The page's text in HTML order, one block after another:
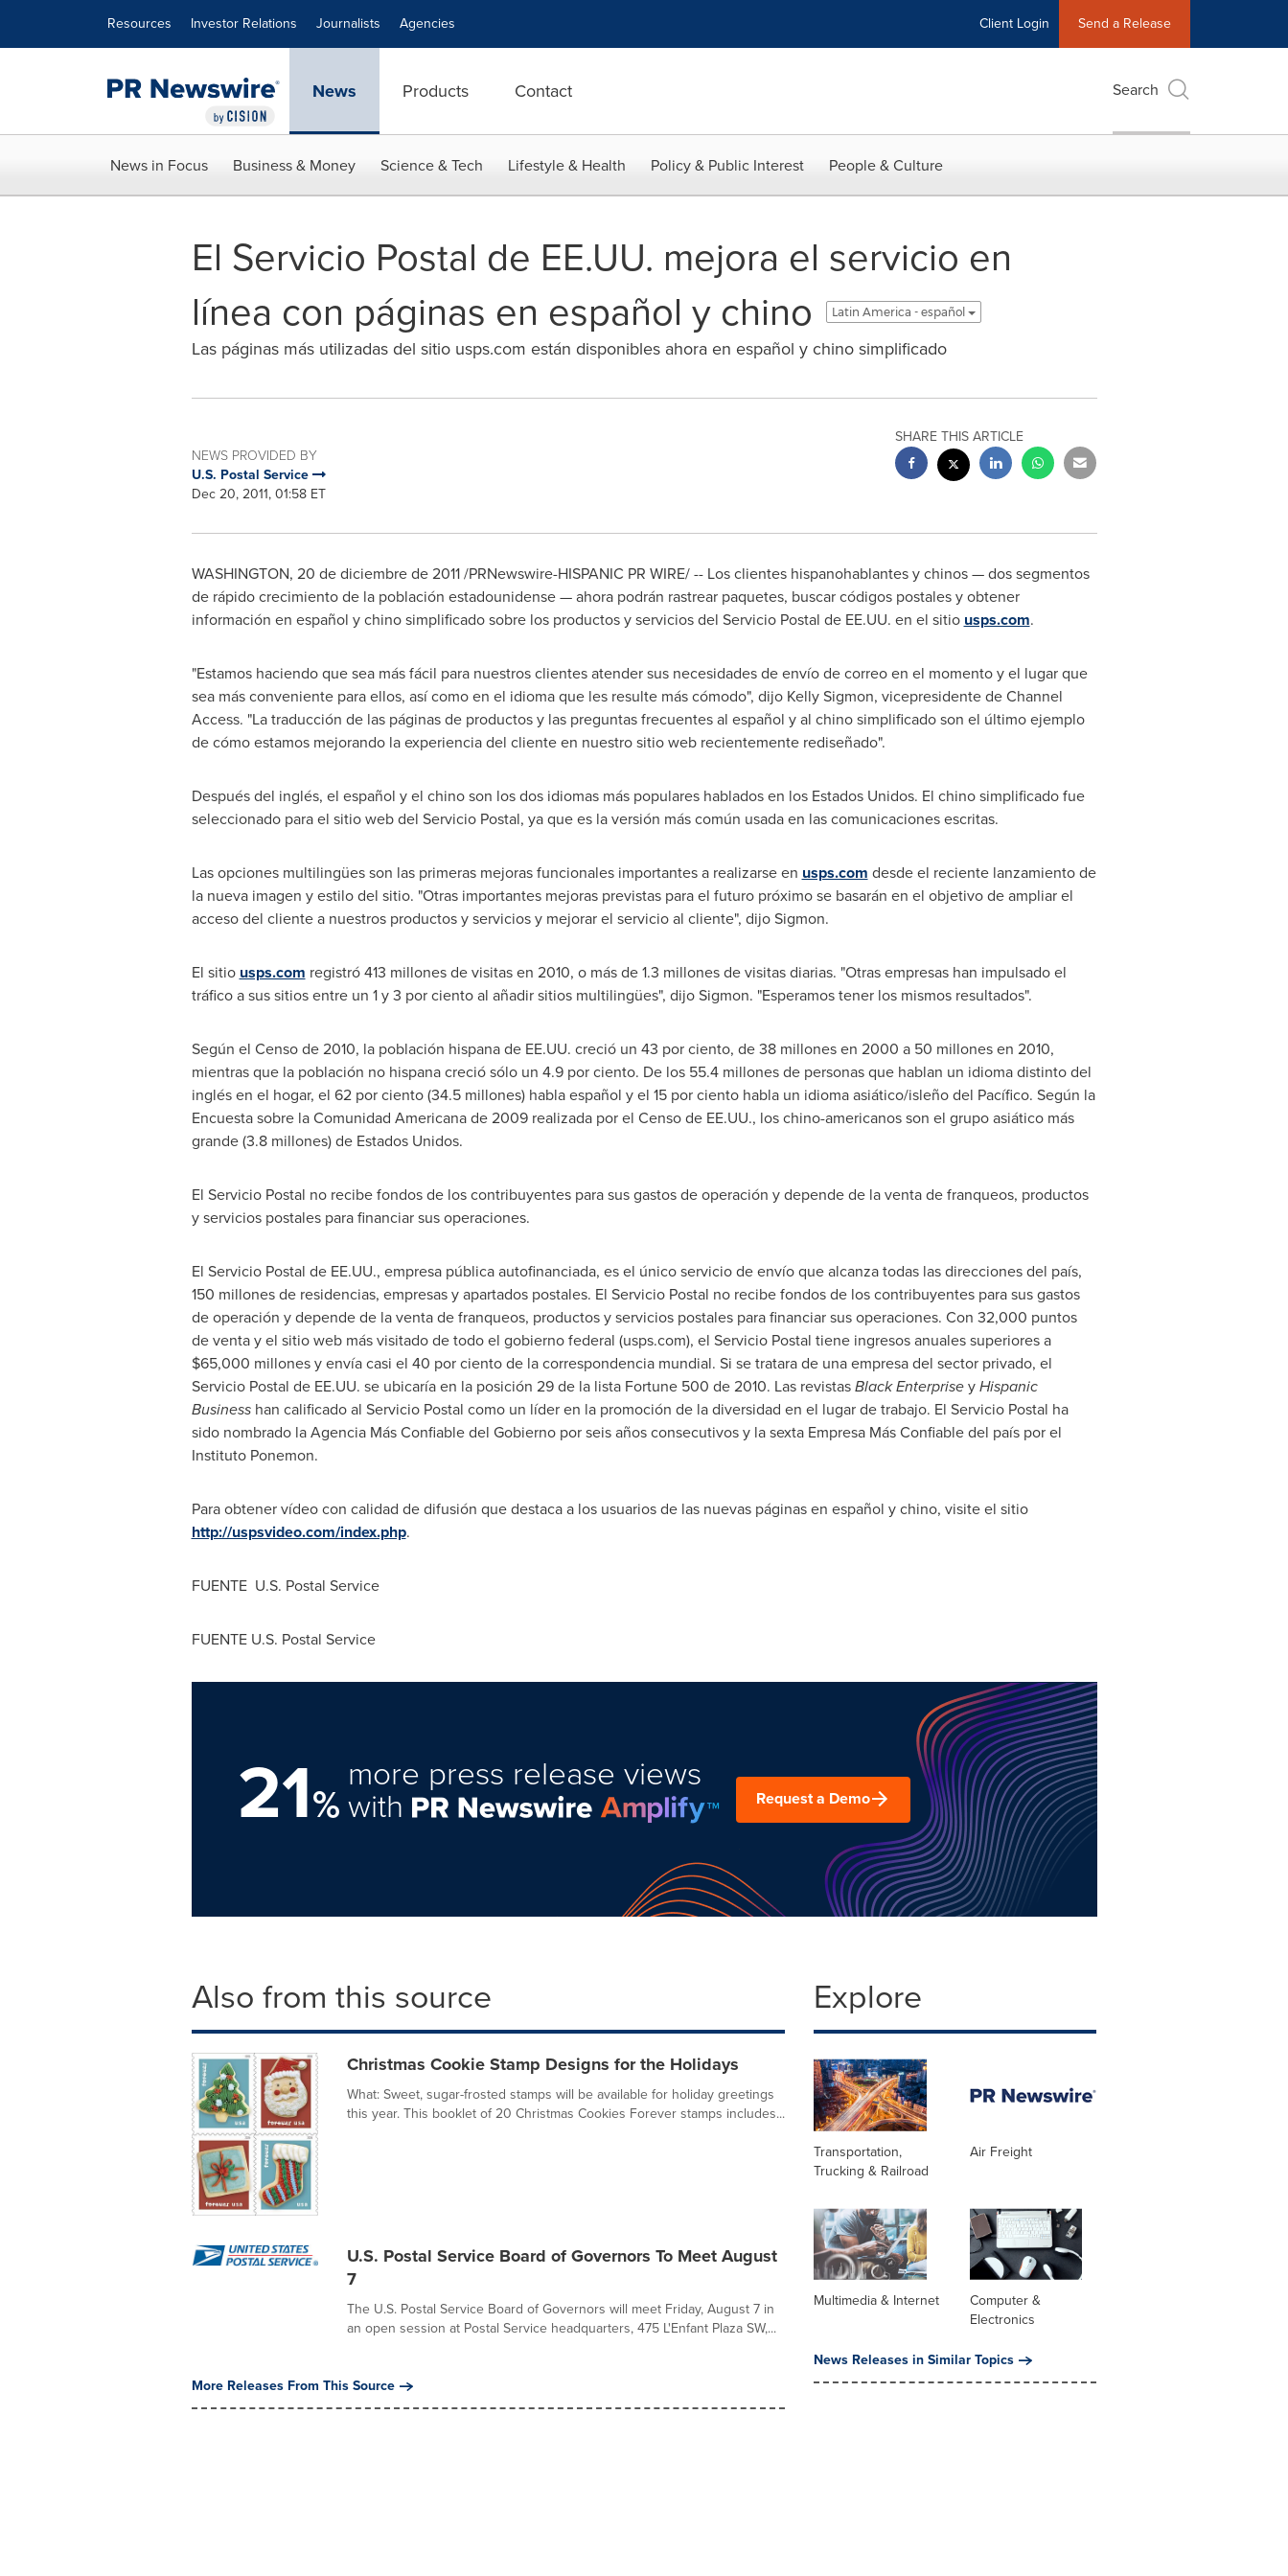
Resources Investor Relations Journalists Agencies Client Login Send a Release
News Products Contact Search
News in Focus Business & Money Science & Tech Lifestyle & Health Policy & Public Interest People & Culture
El Servicio Postal de EE.UU. mejora el servicio en
línea con páginas en español y chino
Latin America - español
Las páginas más utilizadas del sitio usps.com están disponibles ahora en español y chino simplificado
NEWS PROVIDED BY
U.S. Postal Service
Dec 20, 2011, 01:58 ET
SHARE THIS ARTICLE
WASHINGTON, 20 de diciembre de 2011 /PRNewswire-HISPANIC PR WIRE/ -- Los clientes hispanohablantes y chinos — dos segmentos
de rápido crecimiento de la población estadounidense — ahora podrán rastrear paquetes, buscar códigos postales y obtener
información en español y chino simplificado sobre los productos y servicios del Servicio Postal de EE.UU. en el sitio usps.com.
"Estamos haciendo que sea más fácil para nuestros clientes atender sus necesidades de envío de correo en el momento y el lugar que
sea más conveniente para ellos, así como en el idioma que les resulte más cómodo", dijo Kelly Sigmon, vicepresidente de Channel
Access. "La traducción de las páginas de productos y las preguntas frecuentes al español y al chino simplificado son el último ejemplo
de cómo estamos mejorando la experiencia del cliente en nuestro sitio web recientemente rediseñado".
Después del inglés, el español y el chino son los dos idiomas más populares hablados en los Estados Unidos. El chino simplificado fue
seleccionado para el sitio web del Servicio Postal, ya que es la versión más común usada en las comunicaciones escritas.
Las opciones multilingües son las primeras mejoras funcionales importantes a realizarse en usps.com desde el reciente lanzamiento de
la nueva imagen y estilo del sitio. "Otras importantes mejoras previstas para el futuro próximo se basarán en el objetivo de ampliar el
acceso del cliente a nuestros productos y servicios y mejorar el servicio al cliente", dijo Sigmon.
El sitio usps.com registró 413 millones de visitas en 2010, o más de 1.3 millones de visitas diarias. "Otras empresas han impulsado el
tráfico a sus sitios entre un 1 y 3 por ciento al añadir sitios multilingües", dijo Sigmon. "Esperamos tener los mismos resultados".
Según el Censo de2010, la población hispana de EE.UU. creció un 43 por ciento, de 38 millones en 2000 a 50 millones en 2010,
mientras que la población no hispana creció sólo un 4.9 por ciento. De los 55.4 millones de personas que hablan un idioma distinto del
inglés en el hogar, el 62 por ciento (34.5 millones) habla español y el 15 por ciento habla un idioma asiático/isleño del Pacífico. Según la
Encuesta sobre la Comunidad Americana de 2009 realizada por el Censo de EE.UU., los chino-americanos son el grupo asiático más
grande (3.8 millones) de Estados Unidos.
El Servicio Postal no recibe fondos de los contribuyentes para sus gastos de operación y depende de la venta de franqueos, productos
y servicios postales para financiar sus operaciones.
El Servicio Postal de EE.UU., empresa pública autofinanciada, es el único servicio de envío que alcanza todas las direcciones del país,
150 millones de residencias, empresas y apartados postales. El Servicio Postal no recibe fondos de los contribuyentes para sus gastos
de operación y depende de la venta de franqueos, productos y servicios postales para financiar sus operaciones. Con 32,000 puntos
de venta y el sitio web más visitado de todo el gobierno federal (usps.com), el Servicio Postal tiene ingresos anuales superiores a
$65,000 millones y envía casi el 40 por ciento de la correspondencia mundial. Si se tratara de una empresa del sector privado, el
Servicio Postal de EE.UU. se ubicaría en la posición 29 de la lista Fortune 500 de 2010. Las revistasBlack EnterpriseyHispanic
Business han calificado al Servicio Postal como un líder en la promoción de la diversidad en el lugar de trabajo. El Servicio Postal ha
sido nombrado la Agencia Más Confiable del Gobierno por seis años consecutivos y la sexta Empresa Más Confiable del país por el
Instituto Ponemon.
Para obtener vídeo con calidad de difusión que destaca a los usuarios de las nuevas páginas en español y chino, visite el sitio
http://uspsvideo.com/index.php.
FUENTE U.S. Postal Service
FUENTE U.S. Postal Service
21%
more press release views
with Request a Demo
Also from this source
Christmas Cookie Stamp Designs for the Holidays
What: Sweet, sugar-frosted stamps will be available for holiday greetings
this year. This booklet of 20 Christmas Cookies Forever stamps includes...
U.S. Postal Service Board of Governors To Meet August
7
The U.S. Postal Service Board of Governors will meet Friday, August 7 in
an open session at Postal Service headquarters, 475 L'Enfant Plaza SW,...
More Releases From This Source
Explore
Transportation,
Trucking & Railroad
Air Freight
Multimedia & Internet
Computer &
Electronics
News Releases in Similar Topics